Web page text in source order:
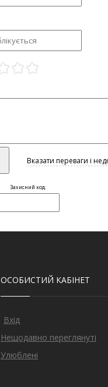
ОСОБИСТИЙ КАБІНЕТ
Вхід
Нещодавно переглянуті
Улюблені